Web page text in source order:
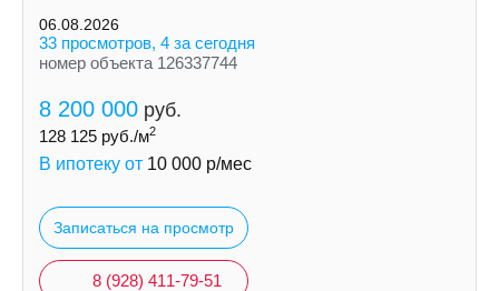
06.08.2026
33 просмотров, 4 за сегодня
номер объекта 126337744
8 200 000 руб.
128 125 руб./м2
В ипотеку от 10 000 р/мес
Записаться на просмотр
8 (928) 411-79-51